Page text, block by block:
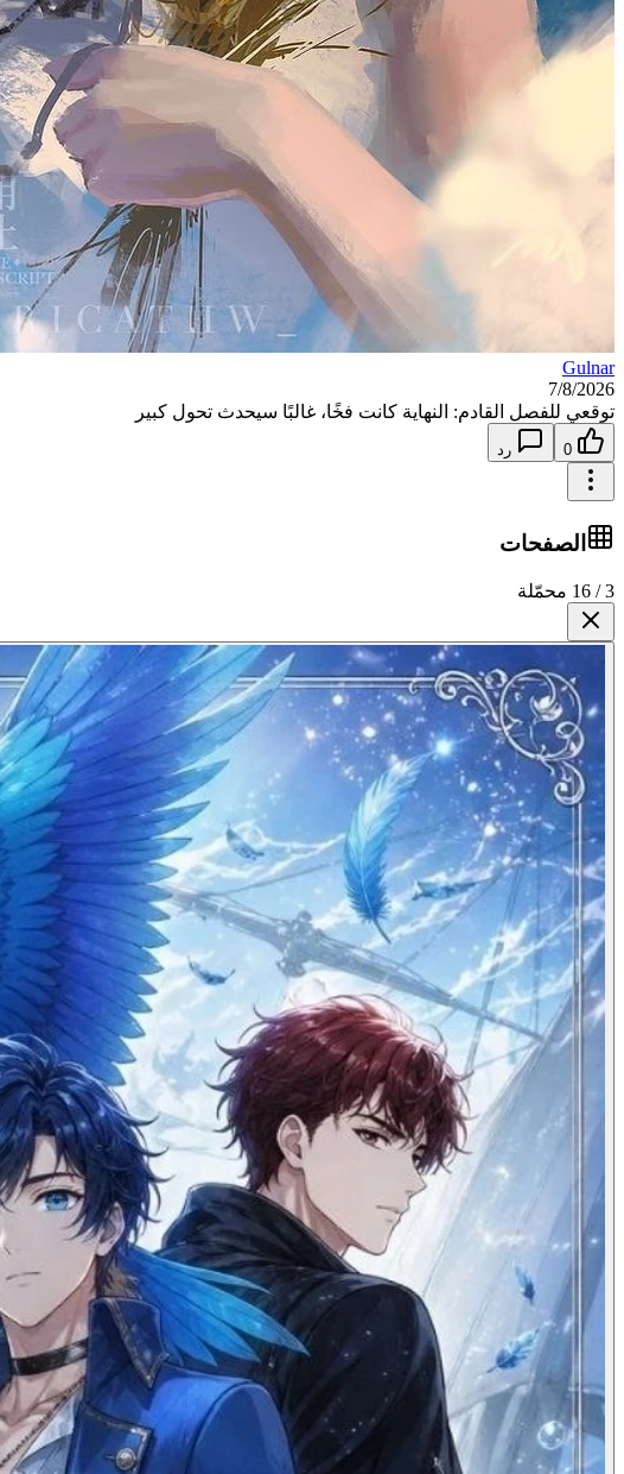
Gulnar
7/8/2026
توقعي للفصل القادم: النهاية كانت فخًا، غالبًا سيحدث تحول كبير
0 رد
الصفحات
3 / 16 محمّلة